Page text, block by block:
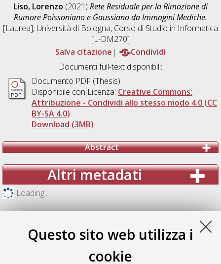
Questo sito web utilizza i
cookie
Liso, Lorenzo (2021) Rete Residuale per la Rimozione di
Rumore Poissoniano e Gaussiano da Immagini Mediche.
[Laurea], Università di Bologna, Corso di Studio in Informatica
[L-DM270]
Salva citazione
Condividi
Documenti full-text disponibili:
Documento PDF (Thesis)
Disponibile con Licenza: Creative Commons:
Attribuzione - Condividi allo stesso modo 4.0 (CC
BY-SA 4.0)
Download (3MB)
Abstract
Altri metadati
Loading...